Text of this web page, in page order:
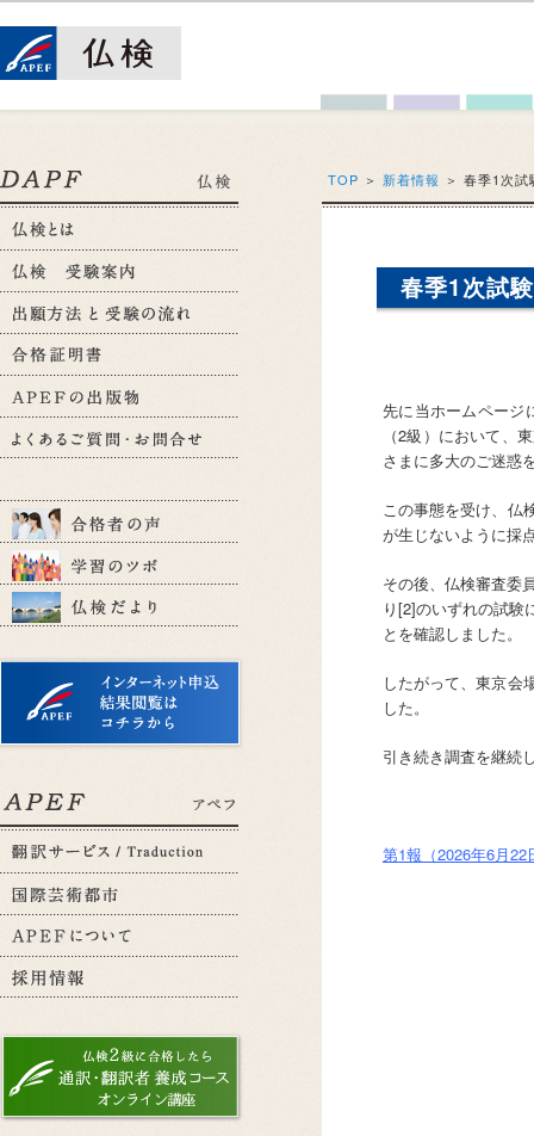
TOP ＞ 新着情報 ＞ 春季1次
春季1次試
先に当ホームページ
（2級）において、
さまに多大のご迷惑
この事態を受け、仏
が生じないように採
その後、仏検審査委
り[2]のいずれの試験
とを確認しました。
したがって、東京会
した。
引き続き調査を継続
第1報（2026年6月22